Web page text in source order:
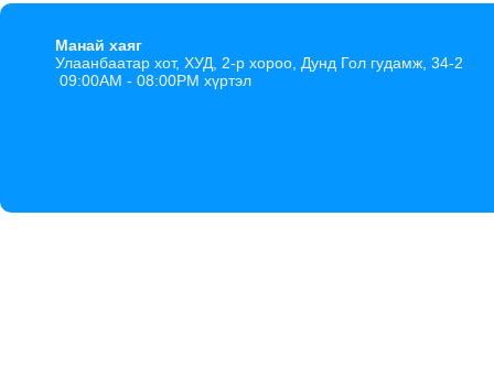
Манай хаяг
Улаанбаатар хот, ХУД, 2-р хороо, Дунд Гол гудамж, 34-2
09:00AM - 08:00PM хүртэл